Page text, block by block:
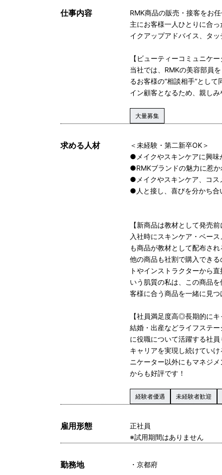
仕事内容
RMK商品の販売・接客をお
主にお客様一人ひとりに合
イクアップアドバイス、タ
【ビューティーコミュニケ
当社では、RMKの美容部員
るお客様の“相談相手”とし
イン顧客となるため、親し
大量募集
求める人材
＜未経験・第二新卒OK＞
●メイクやスキンケアに興味
●RMKブランドの魅力に惹か
●メイクやスキンケア、コス
●人と接し、喜びを分かち合
【新商品は教材として発売
入社時にスキンケア・ベー
も商品が教材として配布さ
他の商品も社割で購入でき
トやインストラクターから
いう肌質の私は、この商品
客様に合う商品を一緒に見
【社員満足度高◎長期的に
結婚・出産などライフステ
に役職について活躍する社
キャリアを実現し続けてい
ニケーター以外にもマネジ
からも好評です！
経験者優遇 未経験者歓迎
雇用形態
正社員
※試用期間はありません
勤務地 京都府